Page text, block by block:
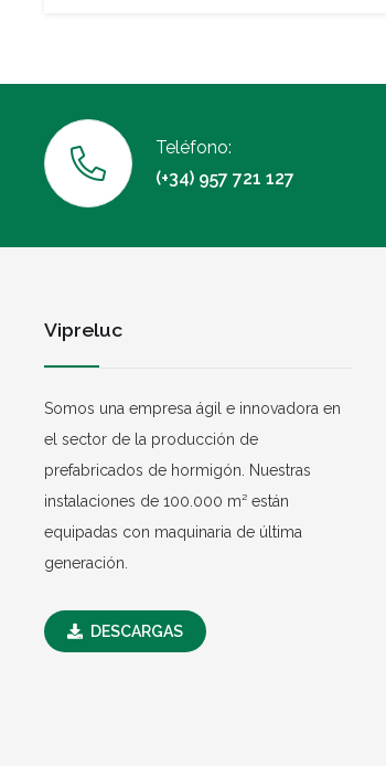
Teléfono:
(+34) 957 721 127
Vipreluc
Somos una empresa ágil e innovadora en
el sector de la producción de
prefabricados de hormigón. Nuestras
instalaciones de 100.000 m² están
equipadas con maquinaria de última
generación.
DESCARGAS